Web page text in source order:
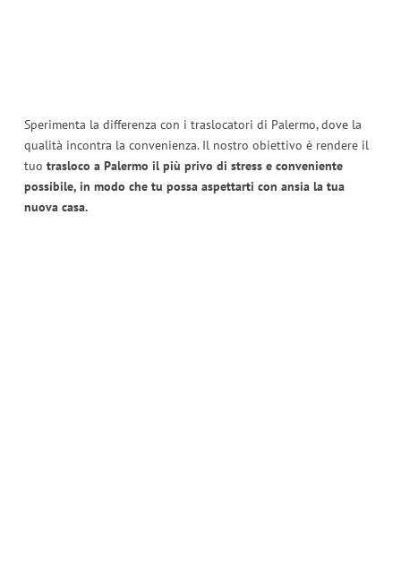
Sperimenta la differenza con i traslocatori di Palermo, dove la
qualità incontra la convenienza. Il nostro obiettivo è rendere il
tuo trasloco a Palermo il più privo di stress e conveniente
possibile, in modo che tu possa aspettarti con ansia la tua
nuova casa.